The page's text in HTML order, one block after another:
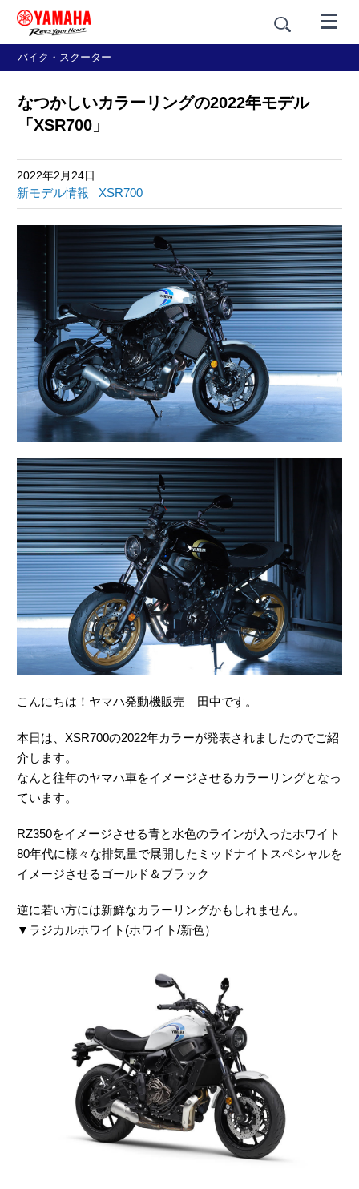
バイク・スクーター
なつかしいカラーリングの2022年モデル
「XSR700」
2022年2月24日
新モデル情報 XSR700
こんにちは！ヤマハ発動機販売 田中です。
本日は、XSR700の2022年カラーが発表されましたのでご紹
介します。
なんと往年のヤマハ車をイメージさせるカラーリングとなっ
ています。
RZ350をイメージさせる青と水色のラインが入ったホワイト
80年代に様々な排気量で展開したミッドナイトスペシャルを
イメージさせるゴールド＆ブラック
逆に若い方には新鮮なカラーリングかもしれません。
▼ラジカルホワイト(ホワイト/新色）